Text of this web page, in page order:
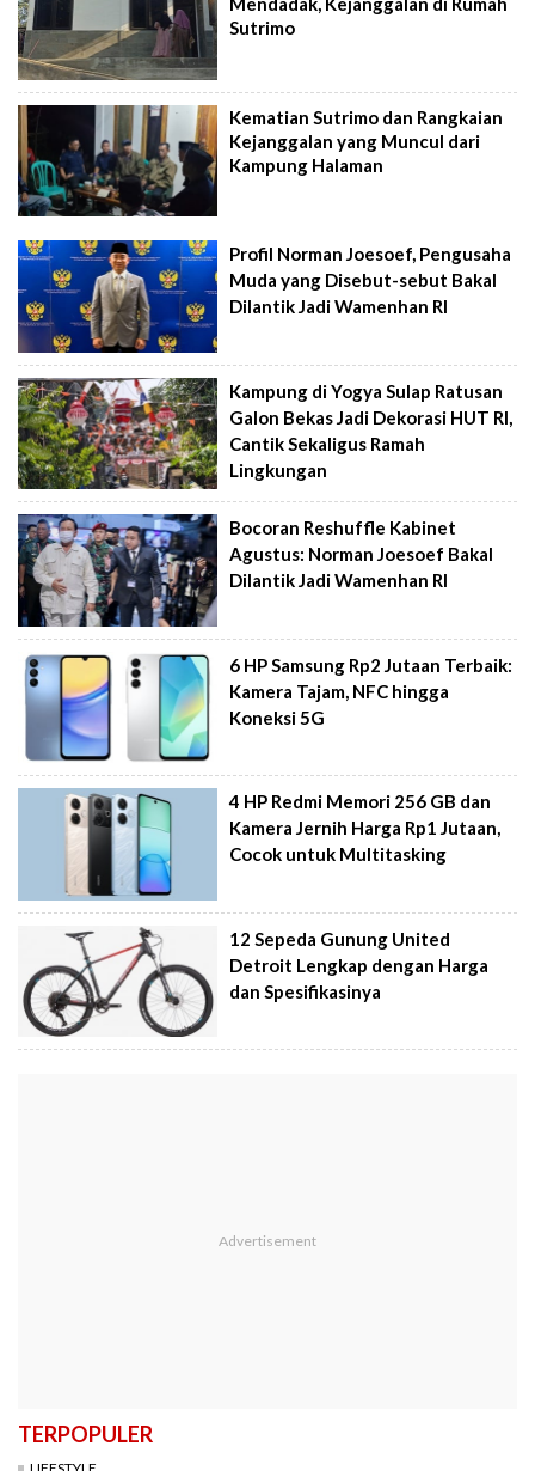
Sutrimo
Kematian Sutrimo dan Rangkaian
Kejanggalan yang Muncul dari
Kampung Halaman
Profil Norman Joesoef, Pengusaha
Muda yang Disebut-sebut Bakal
Dilantik Jadi Wamenhan RI
Kampung di Yogya Sulap Ratusan
Galon Bekas Jadi Dekorasi HUT RI,
Cantik Sekaligus Ramah
Lingkungan
Bocoran Reshuffle Kabinet
Agustus: Norman Joesoef Bakal
Dilantik Jadi Wamenhan RI
6 HP Samsung Rp2 Jutaan Terbaik:
Kamera Tajam, NFC hingga
Koneksi 5G
4 HP Redmi Memori 256 GB dan
Kamera Jernih Harga Rp1 Jutaan,
Cocok untuk Multitasking
12 Sepeda Gunung United
Detroit Lengkap dengan Harga
dan Spesifikasinya
TERPOPULER